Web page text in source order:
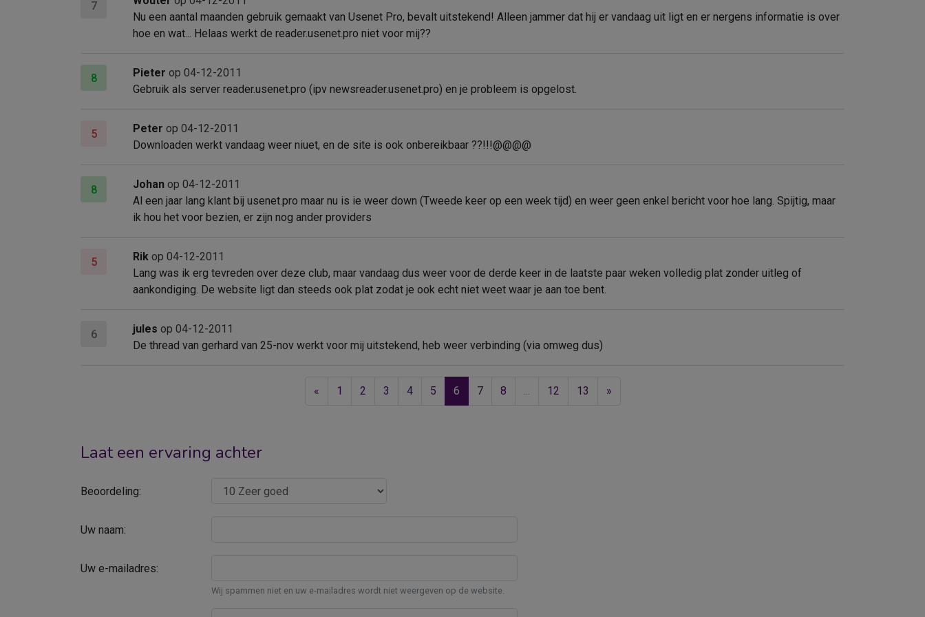
7
Nu een aantal maanden gebruik gemaakt van Usenet Pro, bevalt uitstekend! Alleen jammer dat hij er vandaag uit ligt en er nergens informatie is over
hoe en wat... Helaas werkt de reader.usenet.pro niet voor mij??
8 Pieter op 04-12-2011
Gebruik als server reader.usenet.pro (ipv newsreader.usenet.pro) en je probleem is opgelost.
5 Peter op 04-12-2011
Downloaden werkt vandaag weer niuet, en de site is ook onbereikbaar ??!!!@@@@
8 Johan op 04-12-2011
Al een jaar lang klant bij usenet.pro maar nu is ie weer down (Tweede keer op een week tijd) en weer geen enkel bericht voor hoe lang. Spijtig, maar
ik hou het voor bezien, er zijn nog ander providers
5 Rik op 04-12-2011
Lang was ik erg tevreden over deze club, maar vandaag dus weer voor de derde keer in de laatste paar weken volledig plat zonder uitleg of
aankondiging. De website ligt dan steeds ook plat zodat je ook echt niet weet waar je aan toe bent.
6 jules op 04-12-2011
De thread van gerhard van 25-nov werkt voor mij uitstekend, heb weer verbinding (via omweg dus)
« 1 2 3 4 5 6 7 8 ... 12 13 »
Laat een ervaring achter
Beoordeling:
Uw naam:
Uw e-mailadres:
Wij spammen niet en uw e-mailadres wordt niet weergeven op de website.